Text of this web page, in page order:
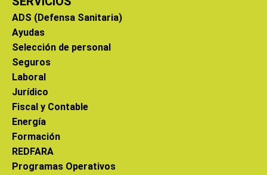
ADS (Defensa Sanitaria)
Ayudas
Selección de personal
Seguros
Laboral
Jurídico
Fiscal y Contable
Energía
Formación
REDFARA
Programas Operativos